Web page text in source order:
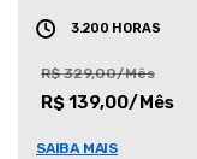
3.200 HORAS
R$ 329,00/Mês
R$ 139,00/Mês
SAIBA MAIS